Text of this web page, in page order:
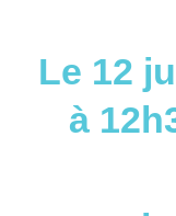
Le 12
à